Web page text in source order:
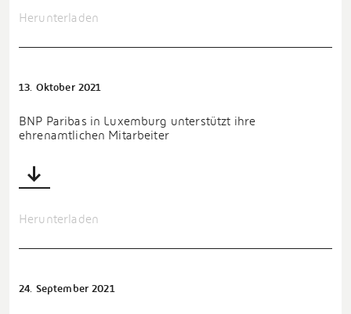
Herunterladen
13. Oktober 2021
BNP Paribas in Luxemburg unterstützt ihre
ehrenamtlichen Mitarbeiter
Herunterladen
24. September 2021